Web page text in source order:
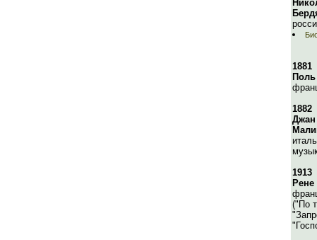
1881
1882
Джан
1913
("По